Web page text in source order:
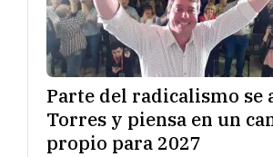
Parte del radicalismo se
Torres y piensa en un
propio para 2027